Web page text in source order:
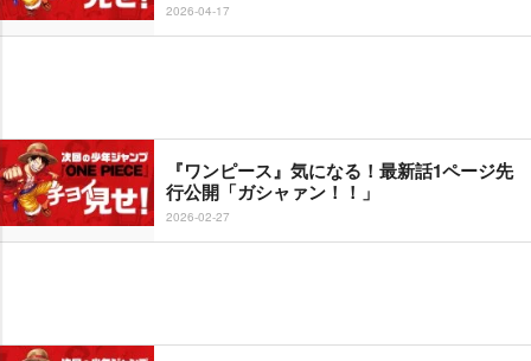
2026-04-17
『ワンピース』気になる！最新話1ページ先
行公開「ガシャァン！！」
2026-02-27